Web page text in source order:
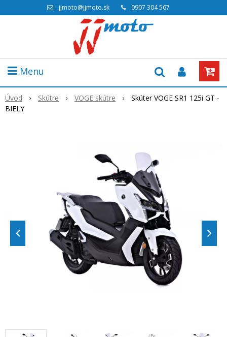
jjmoto@jjmoto.sk 0907 304 567
Menu
Úvod Skútre VOGE skútre
Skúter VOGE SR1 125i GT -
BIELY